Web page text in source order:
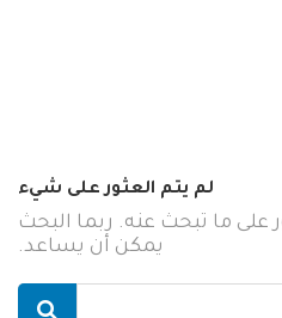
لم يتم العثور على شيء
على ما تبحث عنه. ربما البحث
يمكن أن يساعد.